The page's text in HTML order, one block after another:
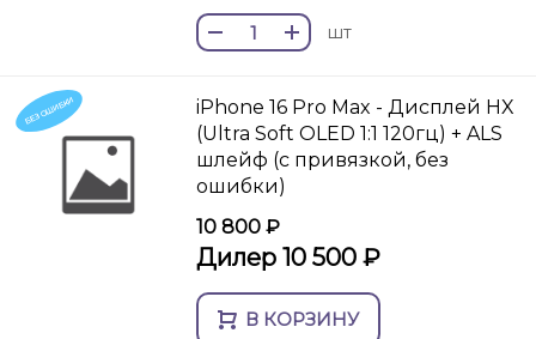
шт
БЕЗ ОШИБКИ
iPhone 16 Pro Max - Дисплей HX
(Ultra Soft OLED 1:1 120гц) + ALS
шлейф (с привязкой, без
ошибки)
10 800 ₽
Дилер 10 500 ₽
В КОРЗИНУ